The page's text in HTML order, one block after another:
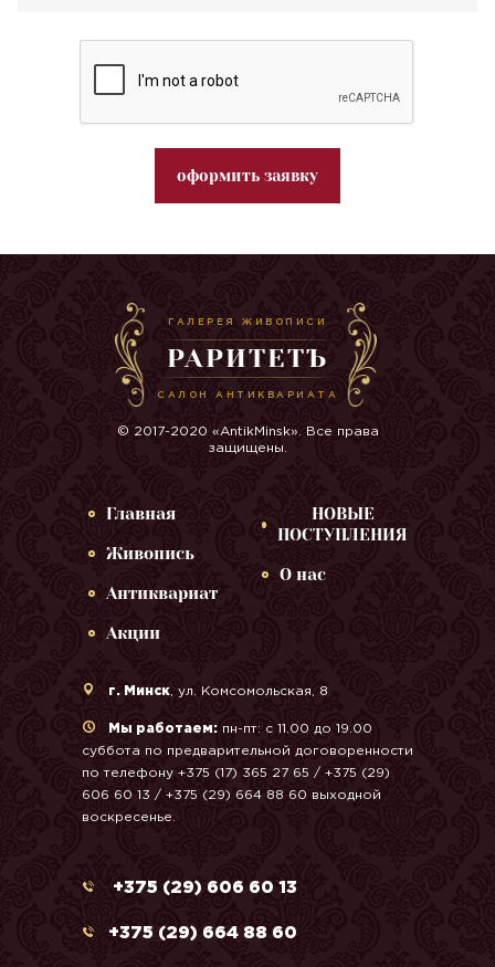
оформить заявку
ГАЛЕРЕЯ ЖИВОПИСИ
РАРИТЕТЪ
САЛОН АНТИКВАРИАТА
© 2017-2020 «AntikMinsk». Все права
защищены.
Главная
Живопись
Антиквариат
Акции
НОВЫЕ
ПОСТУПЛЕНИЯ
О нас
г. Минск , ул. Комсомольская, 8
Мы работаем: пн-пт: с 11.00 до 19.00
суббота по предварительной договоренности
по телефону +375 (17) 365 27 65 / +375 (29)
606 60 13 / +375 (29) 664 88 60 выходной
воскресенье.
+375 (29) 606 60 13
+375 (29) 664 88 60